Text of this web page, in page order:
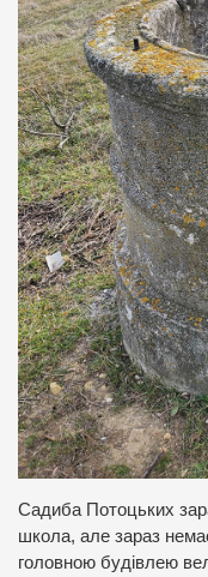
Садиба Потоцьких
школа, але зараз
головною будівлею